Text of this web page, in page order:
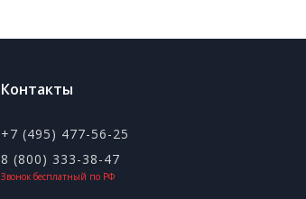
Контакты
+7 (495) 477-56-25
8 (800) 333-38-47
Звонок бесплатный по РФ